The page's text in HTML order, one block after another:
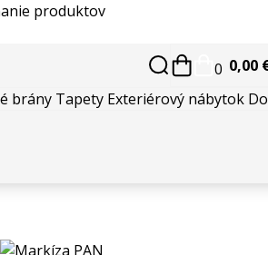
produktov
0 0,00
brány Tapety Exteriérový nábytok